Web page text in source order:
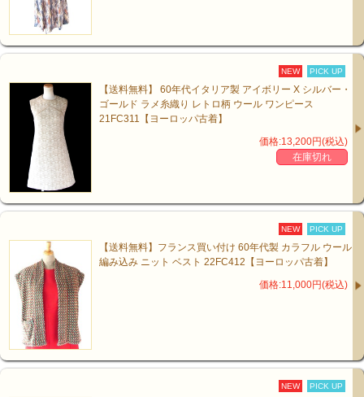
NEW PICK UP
【送料無料】 60年代イタリア製 アイボリー X シルバー・
ゴールド ラメ糸織り レトロ柄 ウール ワンピース
21FC311【ヨーロッパ古着】
価格:13,200円(税込)
在庫切れ
NEW PICK UP
【送料無料】フランス買い付け 60年代製 カラフル ウール
編み込み ニット ベスト 22FC412【ヨーロッパ古着】
価格:11,000円(税込)
NEW PICK UP